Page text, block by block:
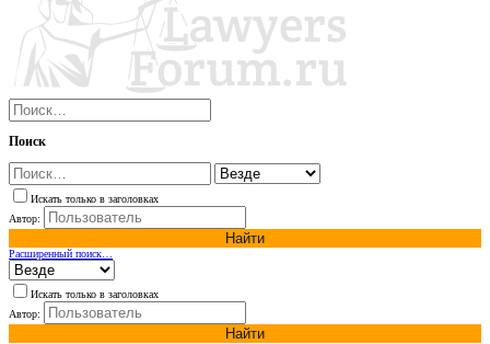
Поиск
Искать только в заголовках
Автор:
Найти
Расширенный поиск…
Искать только в заголовках
Автор:
Найти